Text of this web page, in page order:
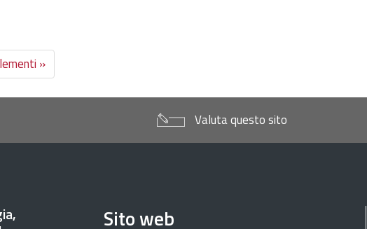
»
Valuta questo sito
Sito web